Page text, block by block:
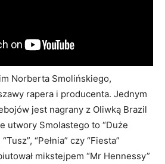
Norberta Smolińskiego,
rapera i producenta. Jednym
jest nagrany z Oliwką Brazil
utwory Smolastego to “Duże
“Pełnia” czy “Fiesta”
mikstejpem “Mr Hennessy”